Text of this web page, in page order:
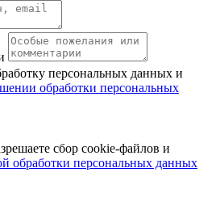
персональных данных и
обработки персональных
сбор cookie-файлов и
обработки персональных данных